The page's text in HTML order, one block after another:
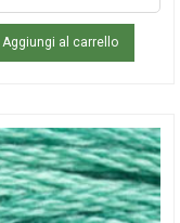
Aggiungi al carrello